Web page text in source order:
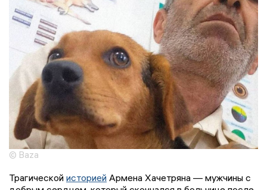
© Baza
Трагической историей Армена Хачетряна — мужчины с